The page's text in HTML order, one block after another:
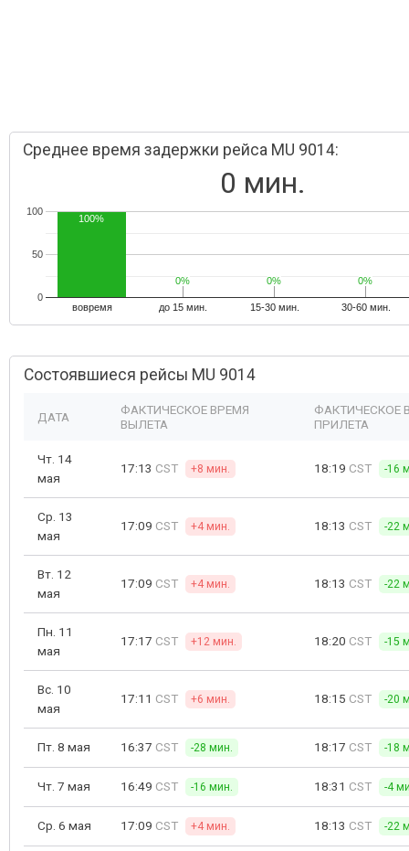
Среднее время задержки рейса MU 9014:
0 мин.
вовремя до 15 мин. 15-30 мин. 30-60 мин.
0
50
100
100%
0%
0% 0%
0% 0%
0%
Состоявшиеся рейсы MU 9014
ДАТА
ФАКТИЧЕСКОЕ ВРЕМЯ
ВЫЛЕТА
ФАКТИЧЕСКОЕ
ПРИЛЕТА
Чт. 14
мая
17:13 CST +8 мин. 18:19 CST -16
Ср. 13
мая
17:09 CST +4 мин. 18:13 CST -22
Вт. 12
мая
17:09 CST +4 мин. 18:13 CST -22
Пн. 11
мая
17:17 CST +12 мин. 18:20 CST -15
Вс. 10
мая
17:11 CST +6 мин. 18:15 CST -20
Пт. 8 мая 16:37 CST -28 мин. 18:17 CST -18
Чт. 7 мая 16:49 CST -16 мин. 18:31 CST -4
Ср. 6 мая 17:09 CST +4 мин. 18:13 CST -22